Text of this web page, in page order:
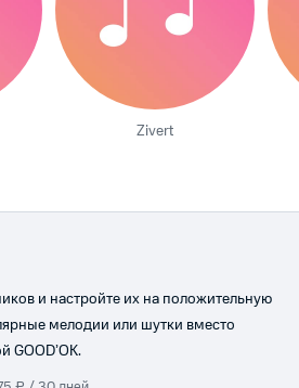
Zivert
и настройте их на положительную
мелодии или шутки вместо
GOOD’OK.